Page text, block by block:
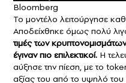
Bloomberg
Το μοντέλο λειτούργησε
Αποδείχθηκε όμως πολύ
τιμές των
έγιναν πιο επιλεκτικοί. Η
αύξησε την πίεση, με το
αξίας του από το υψηλό